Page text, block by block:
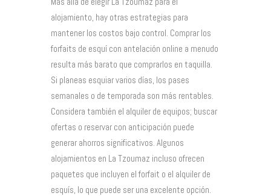
alojamiento, hay otras estrategias para
mantener los costos bajo control. Comprar los
forfaits de esquí con antelación online a menudo
resulta más barato que comprarlos en taquilla.
Si planeas esquiar varios días, los pases
semanales o de temporada son más rentables.
Considera también el alquiler de equipos; buscar
ofertas o reservar con anticipación puede
generar ahorros significativos. Algunos
alojamientos en La Tzoumaz incluso ofrecen
paquetes que incluyen el forfait o el alquiler de
esquís, lo que puede ser una excelente opción.